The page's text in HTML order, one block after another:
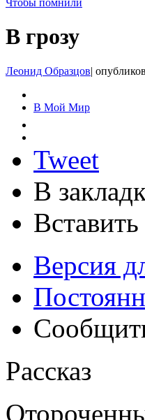
Чтобы помнили
В грозу
Леонид Образцов|
В Мой Мир
Tweet
В
Версия
Рассказ